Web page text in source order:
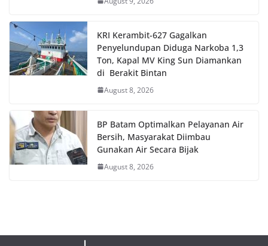
KRI Kerambit-627 Gagalkan
Penyelundupan Diduga Narkoba 1,3
Ton, Kapal MV King Sun Diamankan
di Berakit Bintan
August 8, 2026
BP Batam Optimalkan Pelayanan Air
Bersih, Masyarakat Diimbau
Gunakan Air Secara Bijak
August 8, 2026